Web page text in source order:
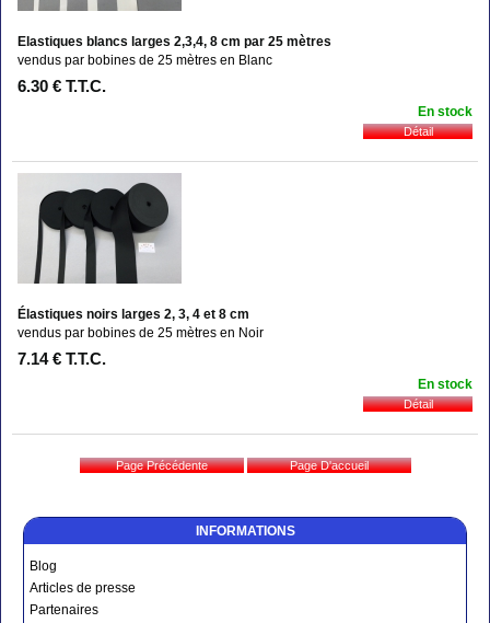
INFORMATIONS
Blog
Articles de presse
Partenaires
Elastiques blancs larges 2,3,4, 8 cm par 25 mètres
vendus par bobines de 25 mètres en Blanc
6.30 € T.T.C.
En stock
Élastiques noirs larges 2, 3, 4 et 8 cm
vendus par bobines de 25 mètres en Noir
7.14 € T.T.C.
En stock